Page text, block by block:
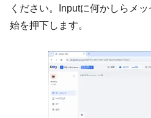
ください。Inputに何かしらメ
始を押下します。